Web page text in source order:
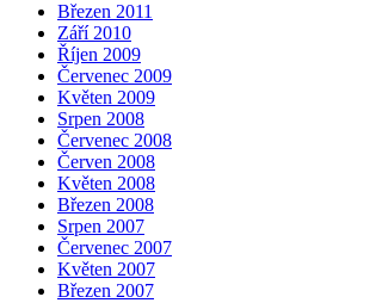
Březen 2011
Září 2010
Říjen 2009
Červenec 2009
Květen 2009
Srpen 2008
Červenec 2008
Červen 2008
Květen 2008
Březen 2008
Srpen 2007
Červenec 2007
Květen 2007
Březen 2007